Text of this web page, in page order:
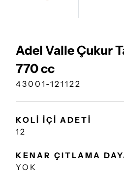
Adel Valle Çukur
770 cc
43001-121122
KOLİ İÇİ ADETİ
12
KENAR ÇITLAMA
YOK